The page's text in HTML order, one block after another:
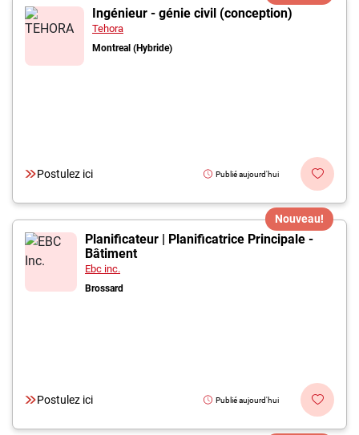
Ingénieur - génie civil (conception)
Tehora
Montreal (Hybride)
Postulez ici Publié aujourd'hui
Nouveau!
Planificateur | Planificatrice Principale -
Bâtiment
Ebc inc.
Brossard
Postulez ici Publié aujourd'hui